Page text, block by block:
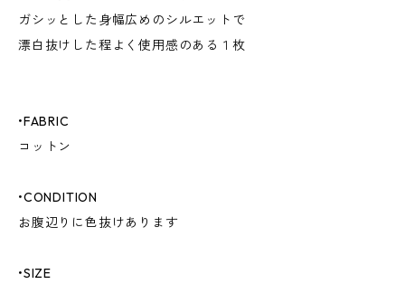
ガシッとした身幅広めのシルエットで
漂白抜けした程よく使用感のある１枚
•FABRIC
コットン
•CONDITION
お腹辺りに色抜けあります
•SIZE